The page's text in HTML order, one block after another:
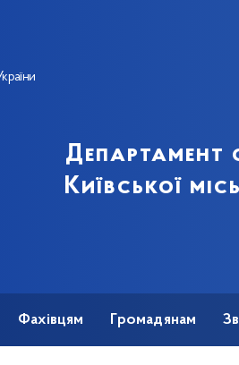
Департамент
Київської
Фахівцям Громадянам